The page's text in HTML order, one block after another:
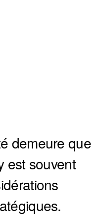
demeure que
est souvent